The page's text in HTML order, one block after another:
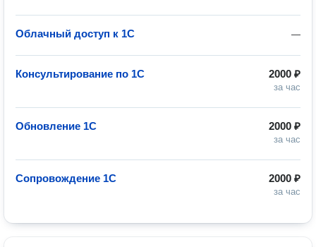
—
Облачный доступ к 1С
2000 ₽
за час
Консультирование по 1С
2000 ₽
за час
Обновление 1С
2000 ₽
за час
Сопровождение 1С